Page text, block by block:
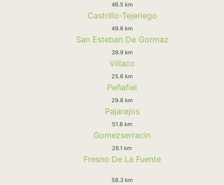
46.5 km
Castrillo-Tejeriego
49.6 km
San Esteban De Gormaz
39.9 km
Villaco
25.6 km
Peñafiel
29.8 km
Pajarejos
51.8 km
Gomezserracin
26.1 km
Fresno De La Fuente
58.3 km